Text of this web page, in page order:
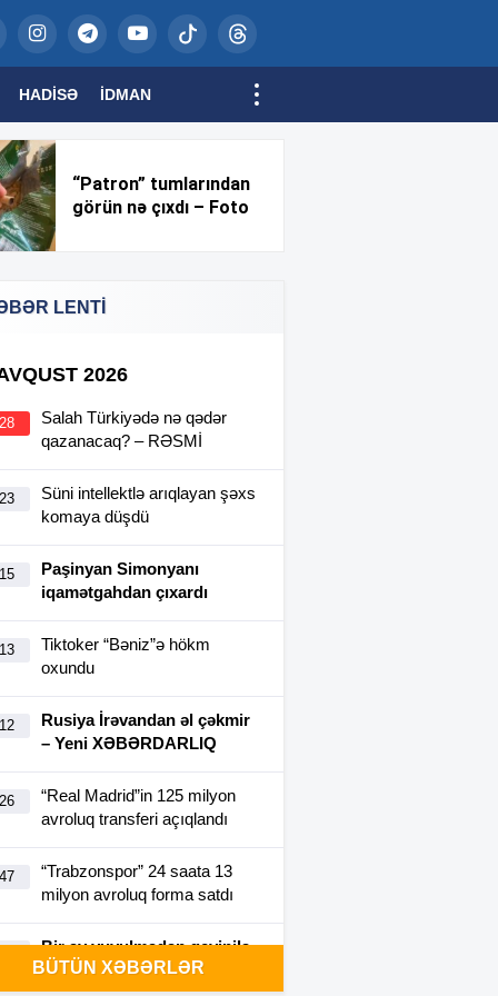
HADISƏ İDMAN
“Patron” tumlarından
görün nə çıxdı – Foto
LENTİ
2026
Salah Türkiyədə nə qədər
qazanacaq? – RƏSMİ
Süni intellektlə arıqlayan şəxs
komaya düşdü
Paşinyan Simonyanı
iqamətgahdan çıxardı
Tiktoker “Bəniz”ə hökm
oxundu
Rusiya İrəvandan əl çəkmir
– Yeni XƏBƏRDARLIQ
“Real Madrid”in 125 milyon
avroluq transferi açıqlandı
“Trabzonspor” 24 saata 13
milyon avroluq forma satdı
Bir ay yuyulmadan geyinilə
bilən futbolka yaradıldı-
BÜTÜN XƏBƏRLƏR